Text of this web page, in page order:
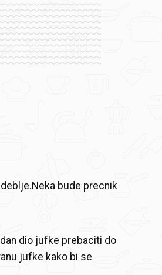
bude precnik
dio jufke prebaciti do
jufke kako bi se